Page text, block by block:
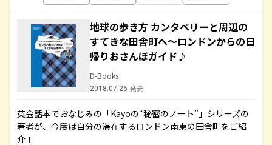
地球の歩き方 カンタベリーと周辺の
すてきな田舎町へ～ロンドンからの日
帰りおさんぽガイド♪
D-Books
2018.07.26 発売
英会話本でおなじみの「Kayoの“秘密のノート”」シリーズの
著者が、今度は自分の滞在するロンドン南東の田舎町をご紹
介！